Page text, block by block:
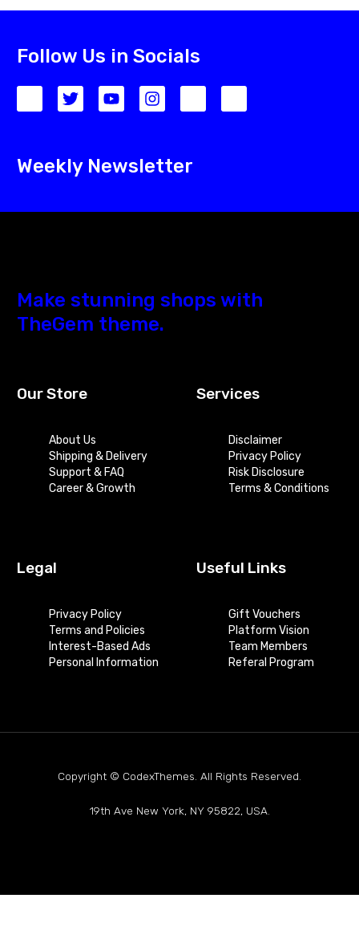
Follow Us in Socials
Weekly Newsletter
Make stunning shops with
TheGem theme.
Our Store
About Us
Shipping & Delivery
Support & FAQ
Career & Growth
Services
Disclaimer
Privacy Policy
Risk Disclosure
Terms & Conditions
Legal
Privacy Policy
Terms and Policies
Interest-Based Ads
Personal Information
Useful Links
Gift Vouchers
Platform Vision
Team Members
Referal Program
Copyright © CodexThemes. All Rights Reserved.
19th Ave New York, NY 95822, USA.